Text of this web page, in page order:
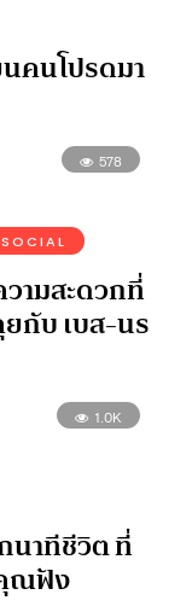
คนโปรดมา
578
SOCIAL
ามสะดวกที่
กับ เบส-นร
1.0K
นาทีชีวิต ที่
ณฟัง